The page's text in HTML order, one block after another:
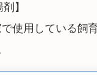
剤】
で使用している飼